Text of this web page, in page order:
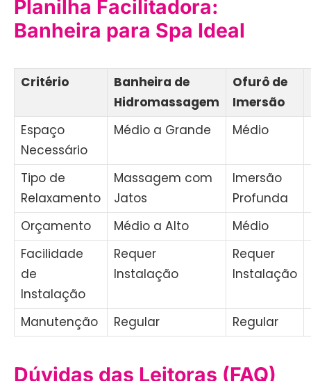
Planilha Facilitadora:
Banheira para Spa Ideal
Critério
Banheira de
Hidromassagem
Ofurô de
Imersão
Espaço
Necessário
Médio a Grande Médio
Tipo de
Relaxamento
Massagem com
Jatos
Imersão
Profunda
Orçamento
Médio a Alto Médio
Facilidade
de
Instalação
Requer
Instalação
Requer
Instalação
Manutenção Regular Regular
Dúvidas das Leitoras (FAQ)